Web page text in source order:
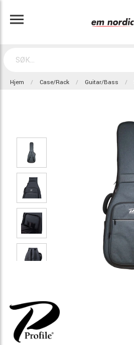
Hjem Case/Rack Guitar/Bass